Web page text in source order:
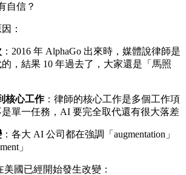
自信？
：
：2016 年 AlphaGo 出來時，媒體說律師是
，結果 10 年過去了，大家還是「馬照
核心工作：律師的核心工作是多個工作項
是單一任務，AI 要完全取代還有很大落差
：各大 AI 公司都在強調「augmentation」
」
國已經開始發生改變：